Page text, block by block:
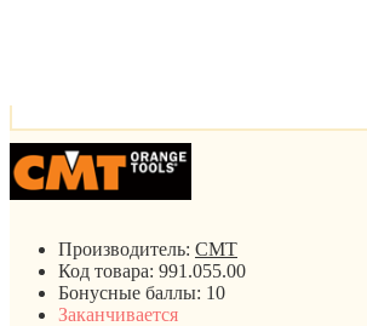
Производитель: CMT
Код товара: 991.055.00
Бонусные баллы: 10
Заканчивается